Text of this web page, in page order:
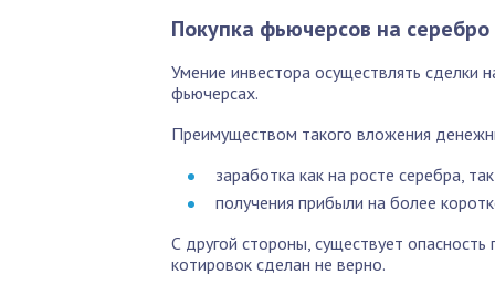
Покупка фьючерсов на
Умение инвестора осуществлять сделки
фьючерсах.
Преимуществом такого вложения
заработка как на росте серебра,
получения прибыли на более
С другой стороны, существует
котировок сделан не верно.